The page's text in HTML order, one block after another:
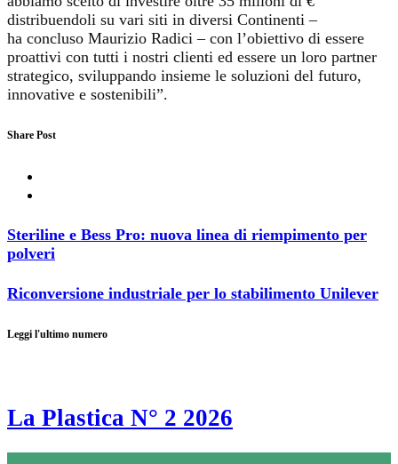
distribuendoli su vari siti in diversi Continenti –
ha concluso Maurizio Radici – con l’obiettivo di essere
proattivi con tutti i nostri clienti ed essere un loro partner
strategico, sviluppando insieme le soluzioni del futuro,
innovative e sostenibili”.
Share Post
Steriline e Bess Pro: nuova linea di riempimento per
polveri
Riconversione industriale per lo stabilimento Unilever
Leggi l'ultimo numero
La Plastica N° 2 2026